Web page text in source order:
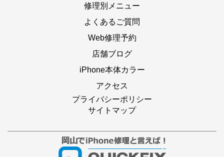
修理別メニュー
よくあるご質問
Web修理予約
店舗ブログ
iPhone本体カラー
アクセス
プライバシーポリシー
サイトマップ